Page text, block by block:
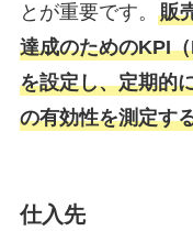
とが重要です。 販
達成のためのKPI
を設定し、定期的
の有効性を測定す
仕入先